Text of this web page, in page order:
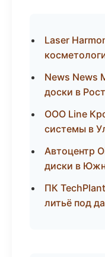
Laser
News News
доски в
ООО Line
системы в
Автоцентр
диски в
ПК
литьё под